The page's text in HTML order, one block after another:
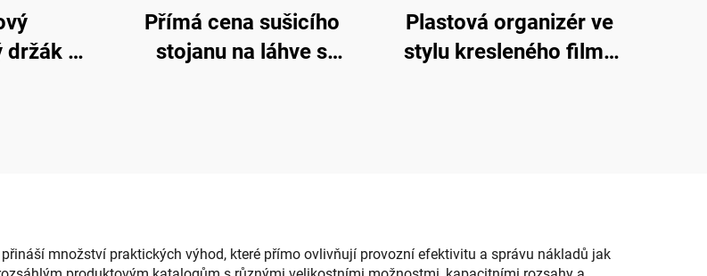
na
Přímá cena sušicího
stojanu na láhve s
Plastová organizér ve
stylu kresleného filmu
množství praktických výhod, které přímo ovlivňují provozní efektivitu a správu nákladů jak